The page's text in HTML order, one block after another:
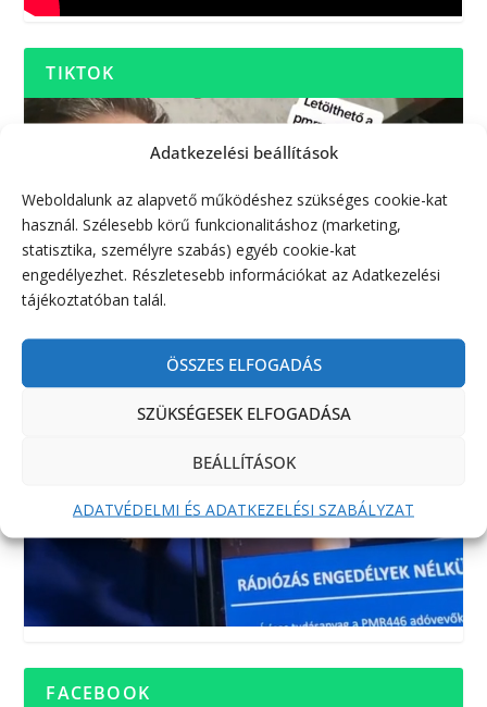
Adatkezelési beállítások
Weboldalunk az alapvető működéshez szükséges cookie-kat
használ. Szélesebb körű funkcionalitáshoz (marketing,
statisztika, személyre szabás) egyéb cookie-kat
engedélyezhet. Részletesebb információkat az Adatkezelési
tájékoztatóban talál.
ÖSSZES ELFOGADÁS
SZÜKSÉGESEK ELFOGADÁSA
BEÁLLÍTÁSOK
ADATVÉDELMI ÉS ADATKEZELÉSI SZABÁLYZAT
TIKTOK
FACEBOOK